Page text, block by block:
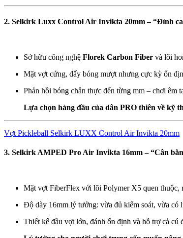
2. Selkirk Luxx Control Air Invikta 20mm – “Đỉnh
Sở hữu công nghệ Florek Carbon Fiber và lõi
Mặt vợt cứng, đẩy bóng mượt nhưng cực kỳ ổn
Phản hồi bóng chân thực đến từng mm – chơi êm
Lựa chọn hàng đầu của dân PRO thiên về kỹ
Vợt Pickleball Selkirk LUXX Control Air Invikta 20mm
3. Selkirk AMPED Pro Air Invikta 16mm – “Cân
Mặt vợt FiberFlex với lõi Polymer X5 quen thuộc,
Độ dày 16mm lý tưởng: vừa đủ kiểm soát, vừa có
Thiết kế đầu vợt lớn, đánh ổn định và hỗ trợ cả cú